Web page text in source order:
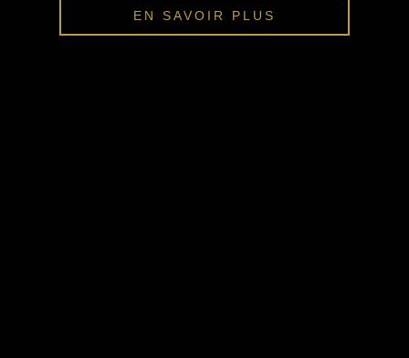
EN SAVOIR PLUS